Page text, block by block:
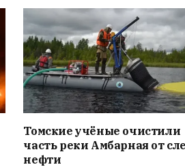
Томские учёные очистили
часть реки Амбарная от
нефти